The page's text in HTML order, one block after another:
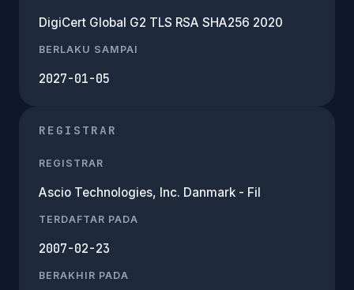
DigiCert Global G2 TLS RSA SHA256 2020
BERLAKU SAMPAI
2027-01-05
REGISTRAR
REGISTRAR
Ascio Technologies, Inc. Danmark - Fil
TERDAFTAR PADA
2007-02-23
BERAKHIR PADA